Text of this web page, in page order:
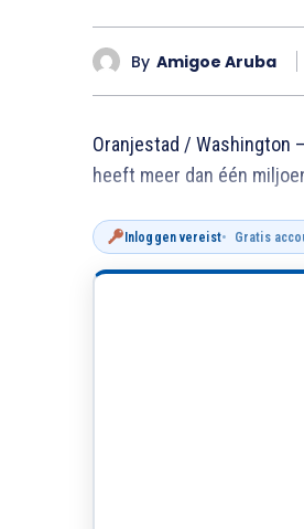
By Amigoe Aruba
Oranjestad / Washington
heeft meer dan één
Inloggen vereist Gratis